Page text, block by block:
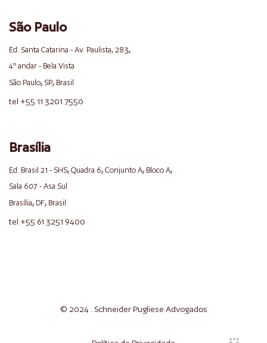
São Paulo
Ed. Santa Catarina - Av. Paulista, 283,
4º andar - Bela Vista
São Paulo, SP, Brasil
tel +55 11 3201 7550
Brasília
Ed. Brasil 21 - SHS, Quadra 6, Conjunto A, Bloco A,
Sala 607 - Asa Sul
Brasília, DF, Brasil
tel +55 61 3251 9400
© 2024 . SchneiderPugliese Advogados